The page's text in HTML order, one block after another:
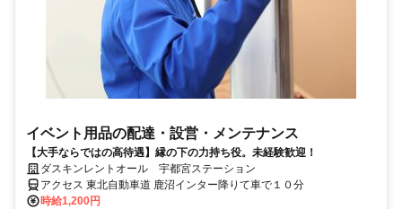
イベント用品の配達・設営・メンテナンス
【大手ならではの高待遇】縁の下の力持ち役。未経験歓迎！
ダスキンレントオール 宇都宮ステーション
アクセス 東北自動車道 鹿沼インター降りて車で１０分
時給1,200円